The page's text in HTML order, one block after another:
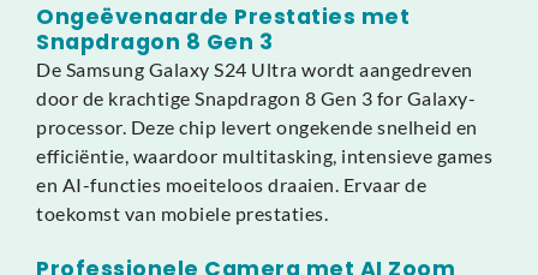
Ongeëvenaarde Prestaties met
Snapdragon 8 Gen 3
De Samsung Galaxy S24 Ultra wordt aangedreven
door de krachtige Snapdragon 8 Gen 3 for Galaxy-
processor. Deze chip levert ongekende snelheid en
efficiëntie, waardoor multitasking, intensieve games
en AI-functies moeiteloos draaien. Ervaar de
toekomst van mobiele prestaties.
Professionele Camera met AI Zoom